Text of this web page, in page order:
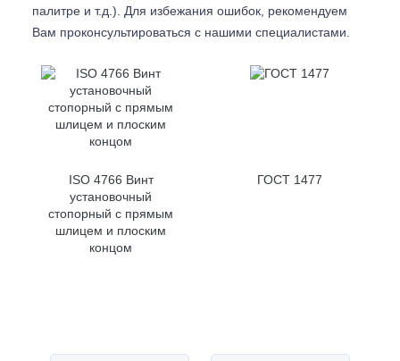
палитре и т.д.). Для избежания ошибок, рекомендуем
Вам проконсультироваться с нашими специалистами.
ISO 4766 Винт
установочный
стопорный с прямым
шлицем и плоским
концом
ГОСТ 1477